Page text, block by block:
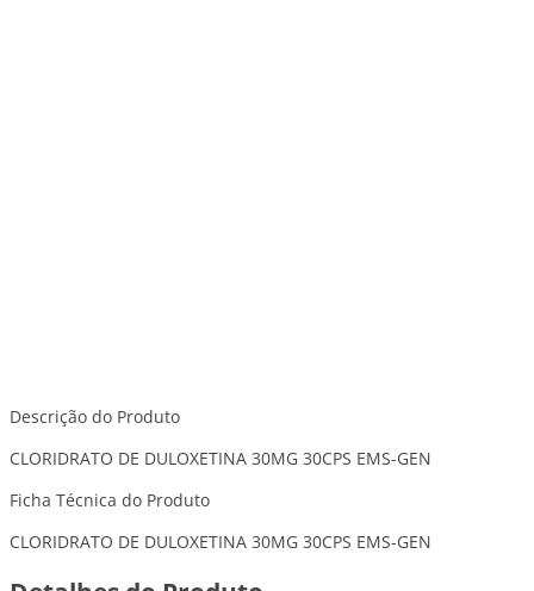
Descrição do Produto
CLORIDRATO DE DULOXETINA 30MG 30CPS EMS-GEN
Ficha Técnica do Produto
CLORIDRATO DE DULOXETINA 30MG 30CPS EMS-GEN